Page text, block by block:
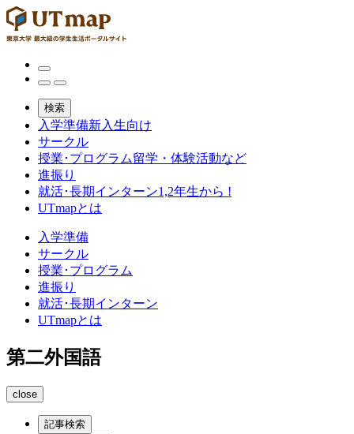
検索
入学準備新入生向け
サークル
授業･プログラム留学・体験活動など
進振り
就活･長期インターン1,2年生から !
UTmapとは
入学準備
サークル
授業･プログラム
進振り
就活･長期インターン
UTmapとは
第二外国語
close
記事検索